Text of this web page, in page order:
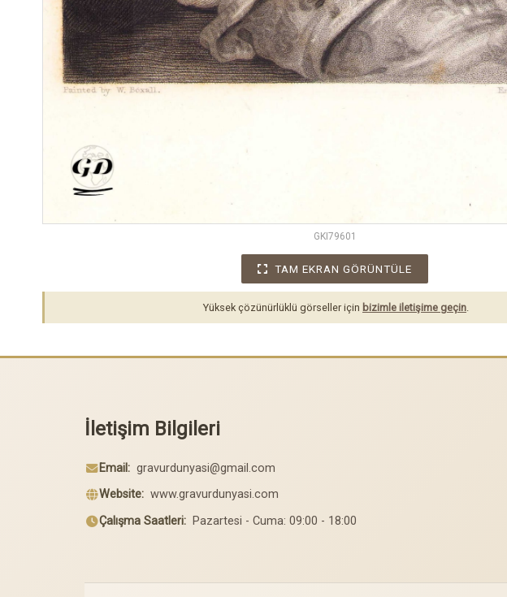
GKI79601
TAM EKRAN GÖRÜNTÜLE
Yüksek çözünürlüklü görseller için bizimle iletişime geçin
İletişim Bilgileri
Email: gravurdunyasi@gmail.com
Website: www.gravurdunyasi.com
Çalışma Saatleri: Pazartesi - Cuma: 09:00 - 18:00